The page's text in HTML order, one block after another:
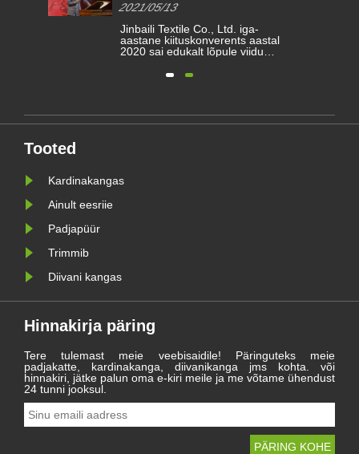
kardinakangas?
2026/06/01
Interjööritekstiilide maastik on
läbimas märkimisväärseid
muutusi, mis on ajendatud
arhitektuurinõuetest ja tarbijate
kategooria jätkuvalt elu- ja
Tooted
Kardinakangas
Ainult eesriie
Padjapüür
Trimmib
Diivani kangas
Hinnakirja päring
Tere tulemast meie veebisaidile! Päringuteks meie
padjakatte, kardinakanga, diivanikanga jms kohta. või
hinnakiri, jätke palun oma e-kiri meile ja me võtame ühendust
24 tunni jooksul.